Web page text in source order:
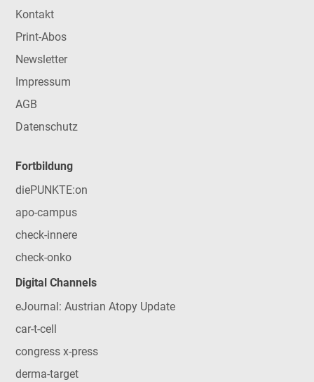
Kontakt
Print-Abos
Newsletter
Impressum
AGB
Datenschutz
Fortbildung
diePUNKTE:on
apo-campus
check-innere
check-onko
Digital Channels
eJournal: Austrian Atopy Update
car-t-cell
congress x-press
derma-target